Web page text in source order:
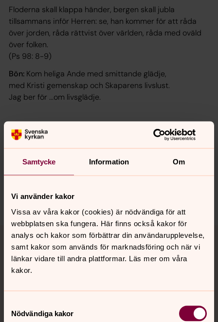
Samtycke Information Om
Vi använder kakor
Vissa av våra kakor (cookies) är nödvändiga för att
webbplatsen ska fungera. Här finns också kakor för
analys och kakor som förbättrar din användarupplevelse,
samt kakor som används för marknadsföring och när vi
länkar vidare till andra plattformar. Läs mer om våra
kakor.
Nödvändiga kakor
Floderna skall klappa händer, bergen skall jubla
tillsammans inför Herren: se, han kommer för att råda
över jorden, råda rättvist över världen, råda med oväld
över folken.
(Ps 98: 8-9)
Bön: Kom heliga Ande med smittande glädje,
med Kristi gemenskap och Skaparens livslust.
Jag ber för ...om livsglädje.
innehåll?
Dela
Tillbaka till toppen
Tillbaka till innehållet
Kalender